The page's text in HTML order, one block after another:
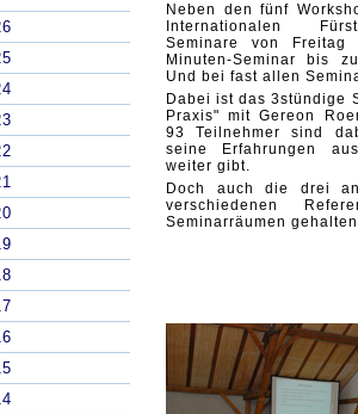
Neben den fünf
Internationalen
Seminare von Freitag
Minuten-Seminar bis
Und bei fast allen
Dabei ist das 3stündige
Praxis" mit Gereon
93 Teilnehmer sind
seine Erfahrungen
weiter gibt.
Doch auch die drei
verschiedenen
Seminarräumen